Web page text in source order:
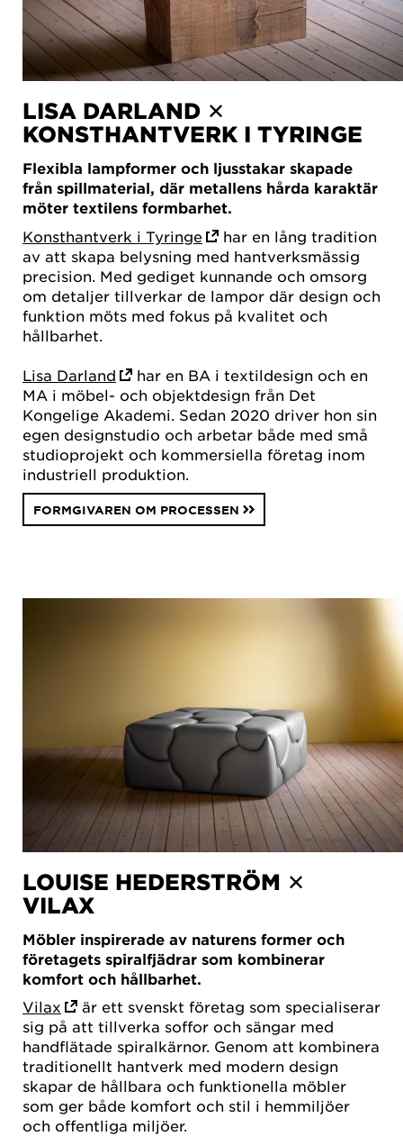
LISA DARLAND ✕
KONSTHANTVERK I TYRINGE
Flexibla lampformer och ljusstakar skapade
från spillmaterial, där metallens hårda karaktär
möter textilens formbarhet.
Konsthantverk i Tyringe
har en lång tradition
av att skapa belysning med hantverksmässig
precision. Med gediget kunnande och omsorg
om detaljer tillverkar de lampor där design och
funktion möts med fokus på kvalitet och
hållbarhet.
Lisa Darland
har en BA i textildesign och en
MA i möbel- och objektdesign från Det
Kongelige Akademi. Sedan 2020 driver hon sin
egen designstudio och arbetar både med små
studioprojekt och kommersiella företag inom
industriell produktion.
FORMGIVAREN OM PROCESSEN
LOUISE HEDERSTRÖM ✕
VILAX
Möbler inspirerade av naturens former och
företagets spiralfjädrar som kombinerar
komfort och hållbarhet.
Vilax
är ett svenskt företag som specialiserar
sig på att tillverka soffor och sängar med
handflätade spiralkärnor. Genom att kombinera
traditionellt hantverk med modern design
skapar de hållbara och funktionella möbler
som ger både komfort och stil i hemmiljöer
och offentliga miljöer.